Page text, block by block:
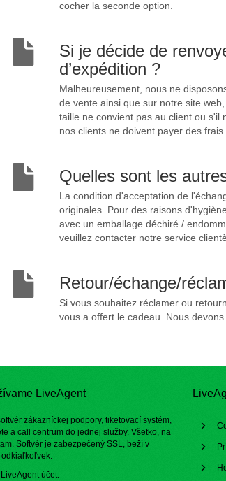
cocher la seconde option.
Si je décide de
d’expédition ?
Malheureusement, nous ne
de vente ainsi que sur notre site
taille ne convient pas au client ou s'il
nos clients ne doivent payer des
Quelles sont les
La condition d'acceptation de
originales. Pour des raisons
avec un emballage déchiré /
veuillez contacter notre service
Retour/échange/
Si vous souhaitez réclamer ou
vous a offert le cadeau. Nous
LiveAgent
zákazníckej podpory, tiketovací systém,
a call centrum do jednej služby. Všetko, na
Softvér je zabezpečený SSL, beží v
odkiaľkoľvek.
LiveAgent účet.